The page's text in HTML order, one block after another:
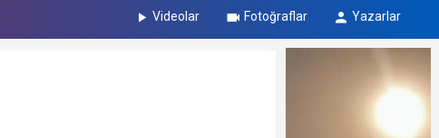
Videolar Fotoğraflar Yazarlar